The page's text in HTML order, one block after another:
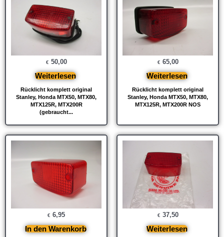
Rücklicht komplett original
Stanley, Honda MTX50, MTX80,
MTX125R, MTX200R
(gebraucht...
€ 50,00
Weiterlesen
Rücklicht komplett original
Stanley, Honda MTX50, MTX80,
MTX125R, MTX200R NOS
€ 65,00
Weiterlesen
€ 6,95
In den Warenkorb
€ 37,50
Weiterlesen